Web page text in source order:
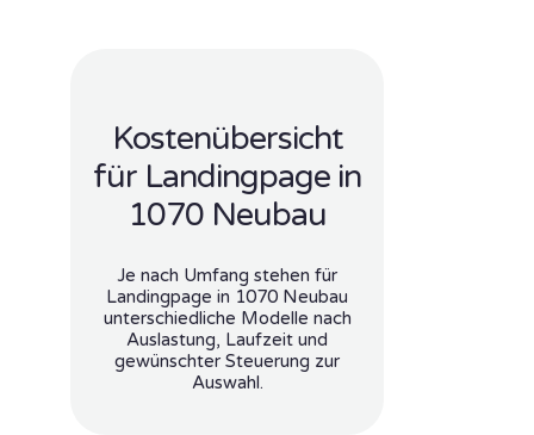
Kostenübersicht
für Landingpage in
1070 Neubau
Je nach Umfang stehen für
Landingpage in 1070 Neubau
unterschiedliche Modelle nach
Auslastung, Laufzeit und
gewünschter Steuerung zur
Auswahl.